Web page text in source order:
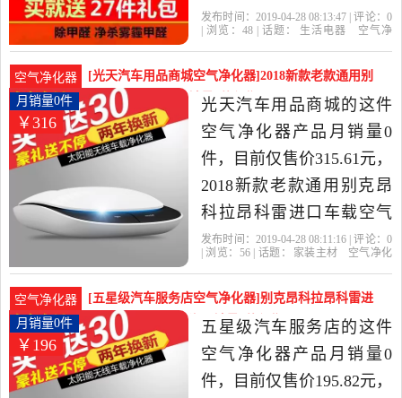
能氧吧负离子除味是2019
活电器当中性价比很高的
空气净化,氧吧，由浙江 杭
州发货。
发布时间：2019-04-28 08:13:47 | 评论： 0
| 浏览： 48| 话题： 生活电器
空气净
空气净化器
[光天汽车用品商城空气净化器]2018新款老款通用别
克昂科拉昂科雷月销量0件仅售315.61元
￥316
月销量0件
光天汽车用品商城的这件
空气净化器产品月销量0
件，目前仅售价315.61元，
2018新款老款通用别克昂
科拉昂科雷进口车载空气
净化器汽车内用消是2019
家装主材当中性价比很高
的空气净化器，由北京发
货。
发布时间：2019-04-28 08:11:16 | 评论： 0
| 浏览： 56| 话题： 家装主材
空气净化
空气净化器
[五星级汽车服务店空气净化器]别克昂科拉昂科雷进
口车载空气净化器汽月销量0件仅售195.82元
￥196
月销量0件
五星级汽车服务店的这件
空气净化器产品月销量0
件，目前仅售价195.82元，